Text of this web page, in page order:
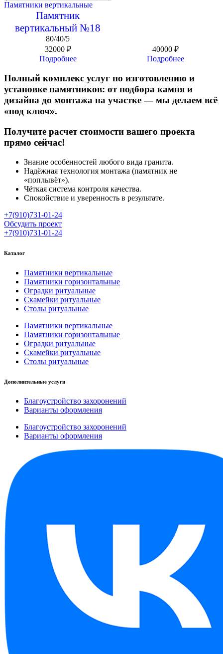
Памятники вертикальные
Памятник
вертикальный №18
80/40/5
32000 ₽
Подробнее
40000 ₽
Подробнее
Полный комплекс услуг по изготовлению и
установке памятников: от подбора камня и
дизайна до монтажа на участке — мы делаем всё
«под ключ».
Получите расчет стоимости вашего проекта
прямо сейчас!
Знание особенностей любого вида гранита.
Надёжная технология монтажа (памятник не
«поплывёт»).
Чёткая система контроля качества.
Спокойствие и уверенность в результате.
+7(910)731-01-24
Обсудить проект
+7(910)731-01-24
Каталог
Памятники вертикальные
Памятники горизонтальные
Оградки ритуальные
Скамейки ритуальные
Столы ритуальные
Памятники вертикальные
Памятники горизонтальные
Оградки ритуальные
Скамейки ритуальные
Столы ритуальные
Дополнительные услуги
Благоустройство захоронений
Варианты оформления
Благоустройство захоронений
Варианты оформления